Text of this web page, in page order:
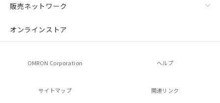
販売ネットワーク
オンラインストア
OMRON Corporation ヘルプ
サイトマップ 関連リンク